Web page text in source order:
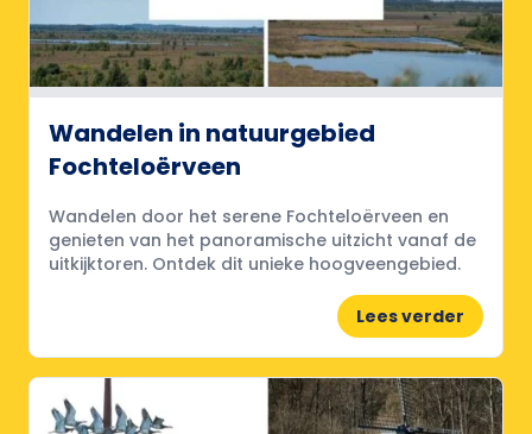
Wandelen in natuurgebied
Fochteloërveen
Wandelen door het serene Fochteloërveen en
genieten van het panoramische uitzicht vanaf de
uitkijktoren. Ontdek dit unieke hoogveengebied.
Lees verder